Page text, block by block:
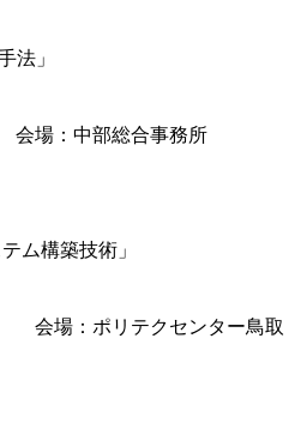
法」
場：中部総合事務所
構築技術」
場：ポリテクセンター鳥取